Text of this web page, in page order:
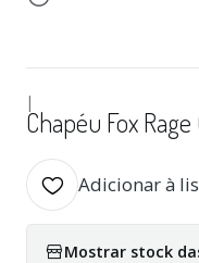
|
Chapéu Fox
Adicionar à
Mostrar stock